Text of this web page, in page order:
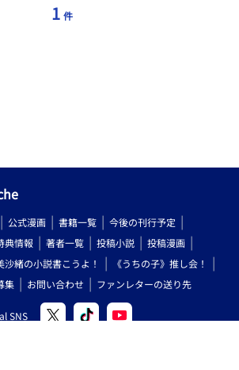
1 件
公式漫画 書籍一覧
今後の刊行予定
典情報
著者一覧 投稿小説
投稿漫画
沙緒の小説書こうよ！
《うちの子》推し会！
集
お問い合わせ ファンレターの送り先
SNS